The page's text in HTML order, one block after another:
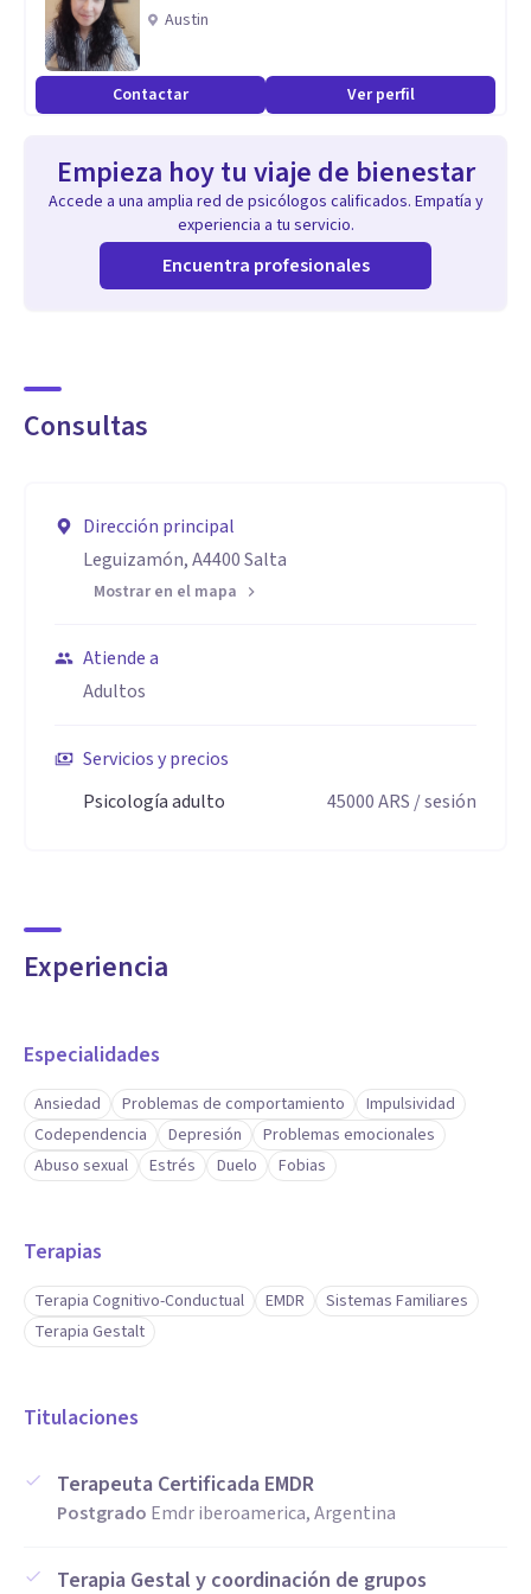
tu bienestar.
Especialidad
Como socia de EMDR Iberoamérica Argentina y EMDR
de alta calidad, basado en la evidencia y actualizado con las
últimas investigaciones.
Aptitudes
Austin
Contactar Ver perfil
Empieza hoy tu viaje de bienestar
Accede a una amplia red de psicólogos calificados. Empatía y
experiencia a tu servicio.
Encuentra profesionales
Consultas
Dirección principal
Leguizamón, A4400 Salta
Mostrar en el mapa
Atiende a
Adultos
Servicios y precios
Psicología adulto
45000ARS / sesión
Experiencia
Especialidades
Ansiedad Problemas de comportamiento
Impulsividad
Codependencia
Depresión
Problemas emocionales
Abuso sexual
Estrés Duelo Fobias
Terapias
Terapia Cognitivo-Conductual EMDR
Sistemas Familiares
Terapia Gestalt
Titulaciones
Terapeuta Certificada EMDR
Postgrado Emdr iberoamerica, Argentina
Terapia Gestal y coordinación de grupos